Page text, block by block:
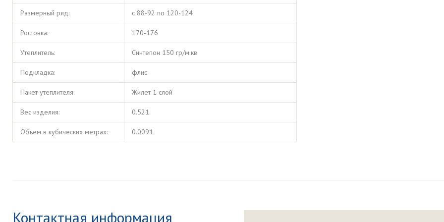
Размерный ряд: с 88-92 по 120-124
Ростовка: 170-176
Утеплитель: Синтепон 150 гр/м.кв
Подкладка: флис
Пакет утеплителя: Жилет 1 слой
Вес изделия: 0.521
Объем в кубических метрах: 0.0091
Контактная информация